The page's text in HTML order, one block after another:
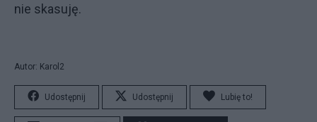
nie skasuję.
Autor: Karol2
Udostępnij Udostępnij Lubię to!